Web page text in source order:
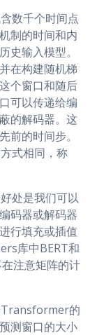
数千个时间点
制的时间和内
史输入模型。
在构建随机梯
个窗口和随后
可以传递给编
的解码器。这
前的时间步。
式相同，称
处是我们可以
码器或解码器
行填充或插值
库中BERT和
注意矩阵的计
的
测窗口的大小